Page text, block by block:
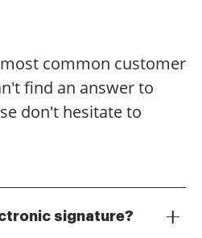
common customer
find an answer to
don't hesitate to
signature?